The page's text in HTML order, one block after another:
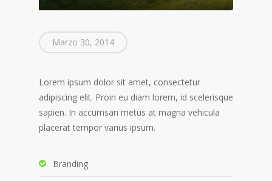
Marzo 30, 2014
Lorem ipsum dolor sit amet, consectetur
adipiscing elit. Proin eu diam lorem, id scelerisque
sapien. In accumsan metus at magna vehicula
placerat tempor varius ipsum.
Branding